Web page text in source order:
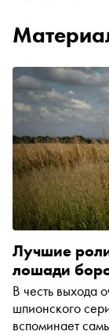
Лучшие
лошади
В честь выхода
шпионского
вспоминает